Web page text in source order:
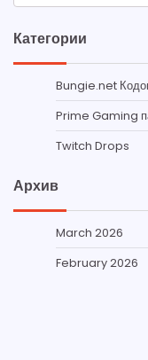
for:
Категории
Bungie.net
Prime Gaming
Twitch Drops
Архив
March 2026
February 2026